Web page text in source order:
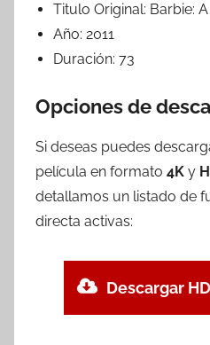
Titulo Original: Barbie:
Año: 2011
Duración: 73
Opciones de
Si deseas puedes
película en formato 4K y
detallamos un listado de
directa activas:
Descargar